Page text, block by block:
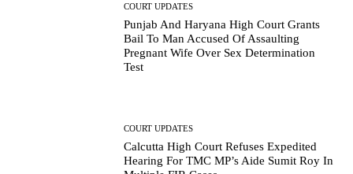
COURT UPDATES
Punjab And Haryana High Court Grants
Bail To Man Accused Of Assaulting
Pregnant Wife Over Sex Determination
Test
COURT UPDATES
Calcutta High Court Refuses Expedited
Hearing For TMC MP’s Aide Sumit Roy In